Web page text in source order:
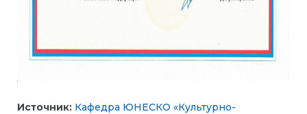
Источник: Кафедра ЮНЕСКО «Культурно-